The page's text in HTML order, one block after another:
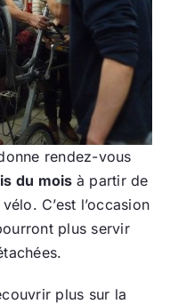
rendez-vous
du mois à partir de
C’est l’occasion
plus servir
plus sur la